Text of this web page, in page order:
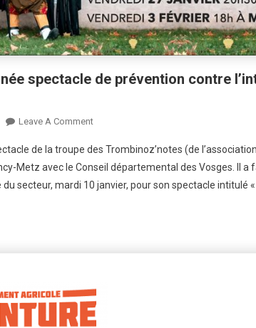
spectacle de prévention contre
Leave A CommentOn
Molo
Tour
:
L’intimidation
Et
de la troupe des Trombinoz’notes (de
Metz avec le Conseil départemental des Vosges. Il a
secteur, mardi 10 janvier, pour son spectacle intitulé «